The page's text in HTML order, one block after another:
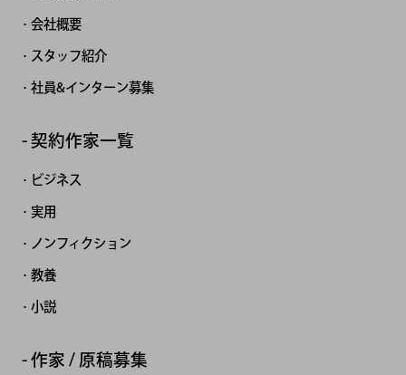
会社概要
スタッフ紹介
社員&インターン募集
契約作家一覧
ビジネス
実用
ノンフィクション
教養
小説
作家 / 原稿募集